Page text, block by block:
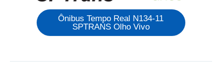
Ônibus Tempo Real N134-11
SPTRANS Olho Vivo